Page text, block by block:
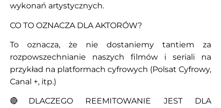
wykonań artystycznych.
CO TO OZNACZA DLA AKTORÓW?
To oznacza, że nie dostaniemy tantiem za
rozpowszechnianie naszych filmów i seriali na
przykład na platformach cyfrowych (Polsat Cyfrowy,
Canal +, itp.)
🔴DLACZEGO REEMITOWANIE JEST DLA